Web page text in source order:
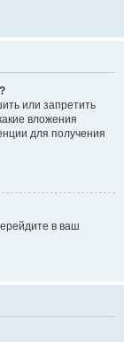
или запретить
вложения
для получения
в ваш